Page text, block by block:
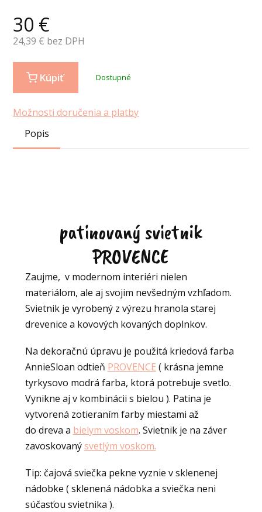
30 €
24,39 € bez DPH
Kúpiť Dostupné
Možnosti doručenia a platby
Popis
patinovaný svietnik
PROVENCE
Zaujme, v modernom interiéri nielen
materiálom, ale aj svojim nevšedným vzhľadom.
Svietnik je vyrobený z výrezu hranola starej
drevenice a kovových kovaných doplnkov.
Na dekoračnú úpravu je použitá kriedová farba
AnnieSloan odtieň PROVENCE ( krásna jemne
tyrkysovo modrá farba, ktorá potrebuje svetlo.
Vynikne aj v kombinácii s bielou ). Patina je
vytvorená zotieraním farby miestami až
do dreva a bielym voskom. Svietnik je na záver
zavoskovanýsvetlým voskom.
Tip: čajová sviečka pekne vyznie v sklenenej
nádobke ( sklenená nádobka a sviečka neni
súčasťou svietnika ).